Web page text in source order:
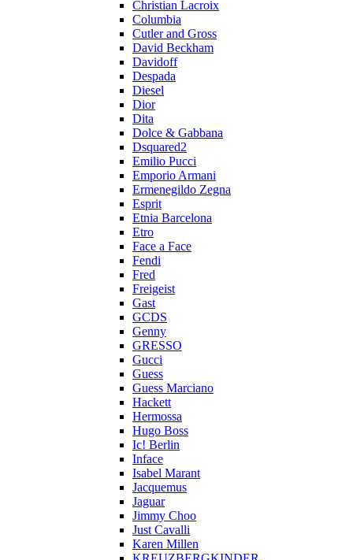
Christian Lacroix
Columbia
Cutler and Gross
David Beckham
Davidoff
Despada
Diesel
Dior
Dita
Dolce & Gabbana
Dsquared2
Emilio Pucci
Emporio Armani
Ermenegildo Zegna
Esprit
Etnia Barcelona
Etro
Face a Face
Fendi
Fred
Freigeist
Gast
GCDS
Genny
GRESSO
Gucci
Guess
Guess Marciano
Hackett
Hermossa
Hugo Boss
Ic! Berlin
Inface
Isabel Marant
Jacquemus
Jaguar
Jimmy Choo
Just Cavalli
Karen Millen